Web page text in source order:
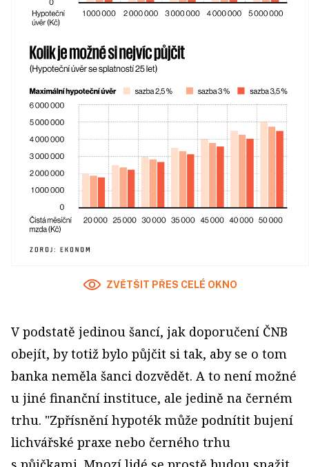
ZVĚTŠIT PŘES CELÉ OKNO
V podstatě jedinou šancí, jak doporučení ČNB
obejít, by totiž bylo půjčit si tak, aby se o tom
banka neměla šanci dozvědět. A to není možné
u jiné finanční instituce, ale jedině na černém
trhu. "Zpřísnění hypoték může podnítit bujení
lichvářské praxe nebo černého trhu